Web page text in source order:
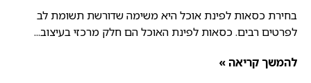
בחירת כסאות לפינת אוכל היא משימה שדורשת תשומת לב
לפרטים רבים. כסאות לפינת האוכל הם חלק מרכזי בעיצוב...
להמשך קריאה »